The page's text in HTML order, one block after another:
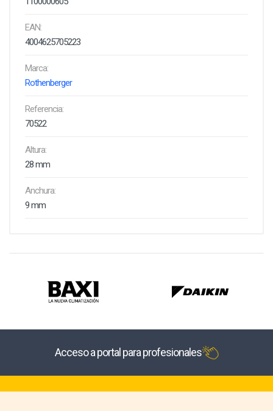
EAN:
4004625705223
Marca:
Rothenberger
Referencia:
70522
Altura:
28 mm
Anchura:
9 mm
Acceso a portal para profesionales